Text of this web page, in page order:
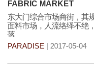
FABRIC MARKET
东大门综合市场商街，其
面料市场，人流络绎不绝
落
PARADISE | 2017-05-04